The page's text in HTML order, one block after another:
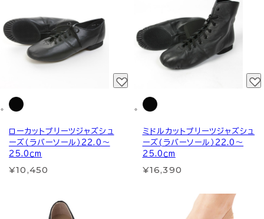
ローカットプリーツジャズシュ
ーズ（ラバーソール）22.0～
25.0ｃm
¥10,450
ミドルカットプリーツジャズシュ
ーズ(ラバーソール）22.0～
25.0ｃm
¥16,390